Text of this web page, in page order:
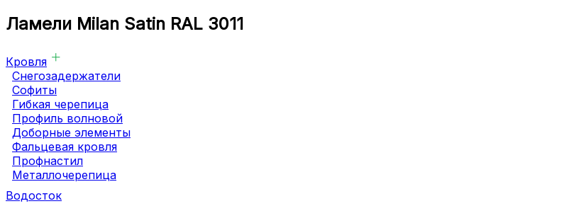
Ламели Milan Satin RAL 3011
Кровля
Снегозадержатели
Софиты
Гибкая черепица
Профиль волновой
Доборные элементы
Фальцевая кровля
Профнастил
Металлочерепица
Водосток